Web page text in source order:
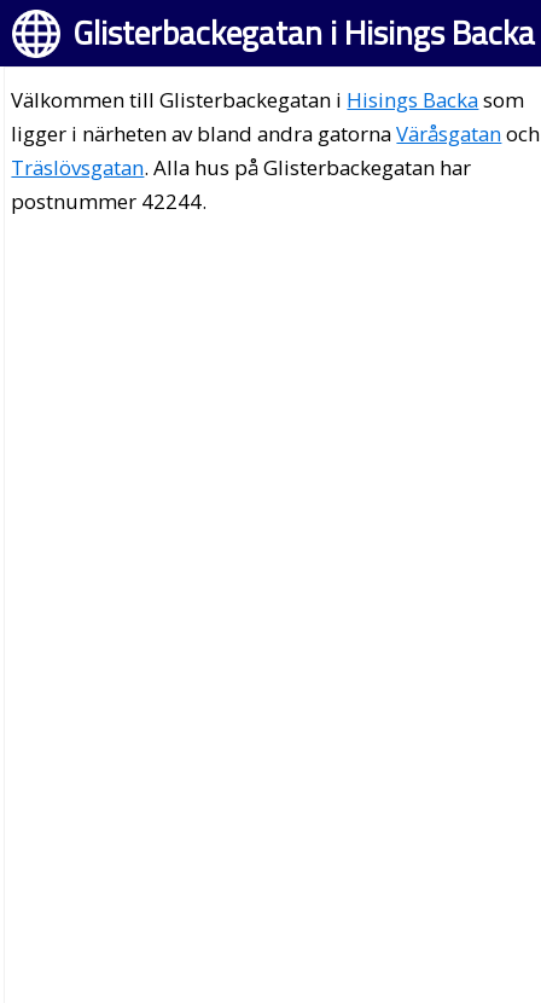
Glisterbackegatan i Hisings Backa
Välkommen till Glisterbackegatan i Hisings Backasom
ligger i närheten av bland andra gatornaVäråsgatanoch
Träslövsgatan. Alla hus på Glisterbackegatan har
postnummer 42244.